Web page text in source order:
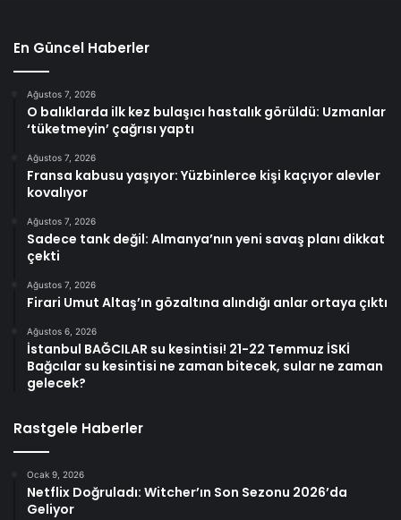
En Güncel Haberler
Ağustos 7, 2026
O balıklarda ilk kez bulaşıcı hastalık görüldü: Uzmanlar
‘tüketmeyin’ çağrısı yaptı
Ağustos 7, 2026
Fransa kabusu yaşıyor: Yüzbinlerce kişi kaçıyor alevler
kovalıyor
Ağustos 7, 2026
Sadece tank değil: Almanya’nın yeni savaş planı dikkat
çekti
Ağustos 7, 2026
Firari Umut Altaş’ın gözaltına alındığı anlar ortaya çıktı
Ağustos 6, 2026
İstanbul BAĞCILAR su kesintisi! 21-22 Temmuz İSKİ
Bağcılar su kesintisi ne zaman bitecek, sular ne zaman
gelecek?
Rastgele Haberler
Ocak 9, 2026
Netflix Doğruladı: Witcher’ın Son Sezonu 2026’da
Geliyor